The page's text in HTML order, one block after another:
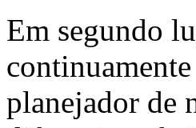
Em segundo
planejador de